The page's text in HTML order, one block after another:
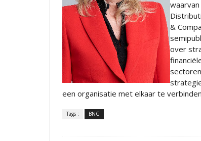
&
over
een organisatie met elkaar te
Tags : BNG